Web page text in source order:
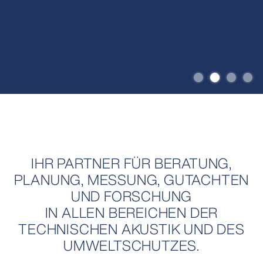
IHR PARTNER FÜR BERATUNG,
PLANUNG, MESSUNG, GUTACHTEN
UND FORSCHUNG
IN ALLEN BEREICHEN DER
TECHNISCHEN AKUSTIK UND DES
UMWELTSCHUTZES.